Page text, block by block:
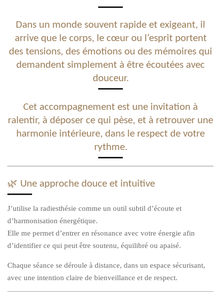
Dans un monde souvent rapide et exigeant, il
arrive que le corps, le cœur ou l’esprit portent
des tensions, des émotions ou des mémoires qui
demandent simplement à être écoutées avec
douceur.
Cet accompagnement est une invitation à
ralentir, à déposer ce qui pèse, et à retrouver une
harmonie intérieure, dans le respect de votre
rythme.
🌿 Une approche douce et intuitive
J’utilise la radiesthésie comme un outil subtil d’écoute et
d’harmonisation énergétique.
Elle me permet d’entrer en résonance avec votre énergie afin
d’identifier ce qui peut être soutenu, équilibré ou apaisé.
Chaque séance se déroule à distance, dans un espace sécurisant,
avec une intention claire de bienveillance et de respect.